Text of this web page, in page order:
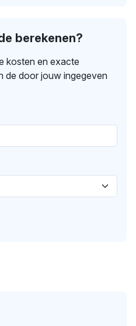
berekenen?
kosten en exacte
de door jouw ingegeven